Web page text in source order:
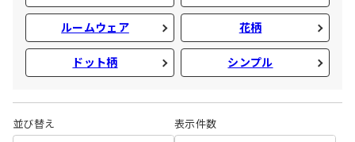
ルームウェア 花柄
ドット柄 シンプル
並び替え 表示件数